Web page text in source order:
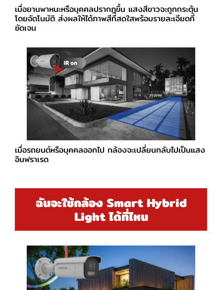
เมื่อยานพาหนะหรือบุคคลปรากฏขึ้น แสงสีขาวจะถูกกระตุ้น
โดยอัตโนมัติ ส่งผลให้ได้ภาพสีที่สดใสพร้อมรายละเอียดที่
ชัดเจน
เมื่อรถยนต์หรือบุคคลออกไป กล้องจะเปลี่ยนกลับไปเป็นแสง
อินฟราเรด
ฉันจะใช้กล้อง Smart Hybrid
Light ได้ที่ไหน